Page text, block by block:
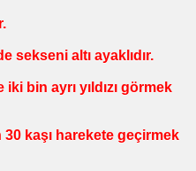
sekseni altı ayaklıdır.
bin ayrı yıldızı görmek
30 kaşı harekete geçirmek